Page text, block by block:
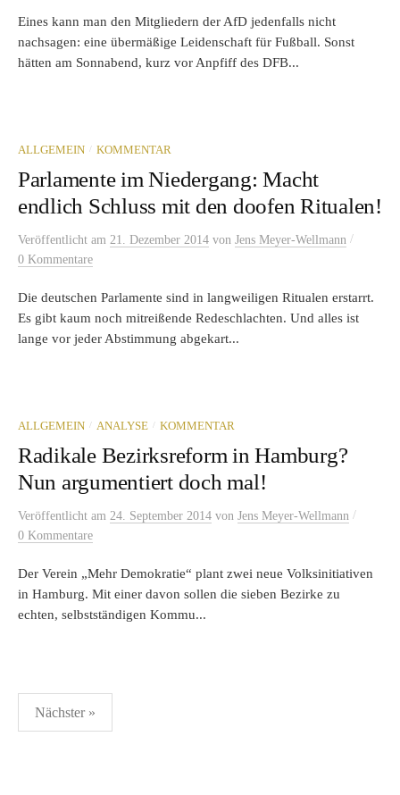
Eines kann man den Mitgliedern der AfD jedenfalls nicht
nachsagen: eine übermäßige Leidenschaft für Fußball. Sonst
hätten am Sonnabend, kurz vor Anpfiff des DFB...
ALLGEMEIN / KOMMENTAR
Parlamente im Niedergang: Macht
endlich Schluss mit den doofen Ritualen!
Veröffentlicht am 21. Dezember 2014 von Jens Meyer-Wellmann /
0 Kommentare
Die deutschen Parlamente sind in langweiligen Ritualen erstarrt.
Es gibt kaum noch mitreißende Redeschlachten. Und alles ist
lange vor jeder Abstimmung abgekart...
ALLGEMEIN / ANALYSE / KOMMENTAR
Radikale Bezirksreform in Hamburg?
Nun argumentiert doch mal!
Veröffentlicht am 24. September 2014 von Jens Meyer-Wellmann /
0 Kommentare
Der Verein „Mehr Demokratie“ plant zwei neue Volksinitiativen
in Hamburg. Mit einer davon sollen die sieben Bezirke zu
echten, selbstständigen Kommu...
Seitennummerierung
der
Nächster »